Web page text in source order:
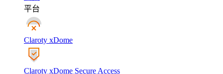
平台
Claroty xDome
Claroty xDome Secure Access